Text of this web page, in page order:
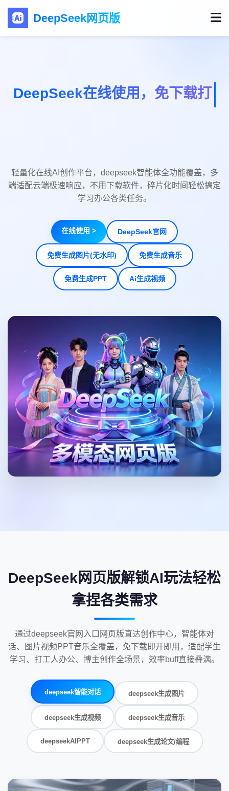
DeepSeek网页版
DeepSeek
整合DeepSeek图片、视频、PPT、音乐生成能力，
deepseek在线使用零门槛，适配学生党打工人，一站式解
锁AI创作无限可能。
在线使用 > DeepSeek官网
免费生成图片(无水印) 免费生成音乐
免费生成PPT Ai生成视频
DeepSeek网页版解锁AI玩法轻松
拿捏各类需求
通过deepseek官网入口网页版直达创作中心，智能体对
话、图片视频PPT音乐全覆盖，免下载即开即用，适配学生
学习、打工人办公、博主创作全场景，效率buff直接叠满。
deepseek智能对话 deepseek生成图片
deepseek生成视频 deepseek生成音乐
deepseekAIPPT deepseek生成论文/编程